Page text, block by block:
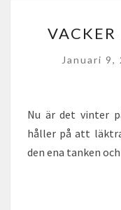
VACKER
Januari 9,
Nu är det vinter
håller på att
den ena tanken